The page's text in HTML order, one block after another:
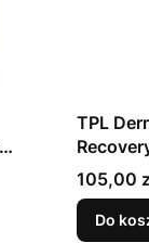
TPL
spray
Cena
105,00
Do